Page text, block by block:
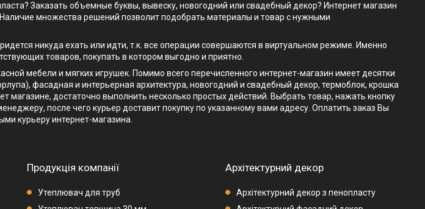
Заказать объемные буквы, вывеску, новогодний или свадебный декор? Интернет магазин
множества решений позволит подобрать материалы и товар с нужными
никуда ехать или идти, т.к. все операции совершаются в виртуальном режиме. Именно
товаров, покупать в котором выгодно и приятно.
мебели и мягких игрушек. Помимо всего перечисленного интернет-магазин имеет десятки
фасадная и интерьерная архитектура, новогодний и свадебный декор, термоблок, крошка
магазине, достаточно выполнить несколько простых действий. Выбрать товар, нажать кнопку
после чего курьер доставит покупку по указанному вами адресу. Оплатить заказ Вы
курьеру интернет-магазина.
Продукція компанії
Утеплювач для труб
Архітектурний декор
Архітектурний декор з пенопласту